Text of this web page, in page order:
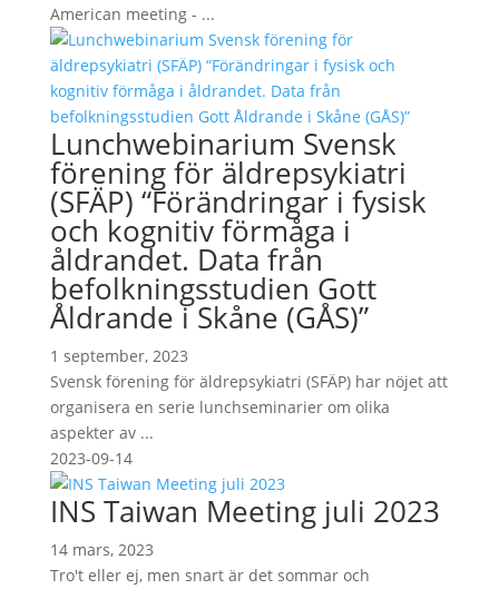
American meeting - ...
Lunchwebinarium Svensk
förening för äldrepsykiatri
(SFÄP) “Förändringar i fysisk
och kognitiv förmåga i
åldrandet. Data från
befolkningsstudien Gott
Åldrande i Skåne (GÅS)”
1 september, 2023
Svensk förening för äldrepsykiatri (SFÄP) har nöjet att
organisera en serie lunchseminarier om olika
aspekter av ...
2023-09-14
INS Taiwan Meeting juli 2023
14 mars, 2023
Tro't eller ej, men snart är det sommar och